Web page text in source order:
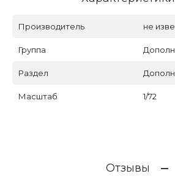
Производитель не
Группа
Раздел
Масштаб 1/72
Отзывы